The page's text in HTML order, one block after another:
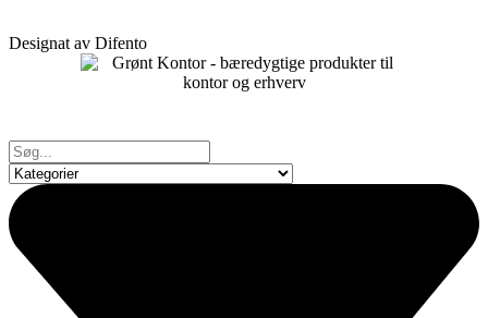
Designat av Difento